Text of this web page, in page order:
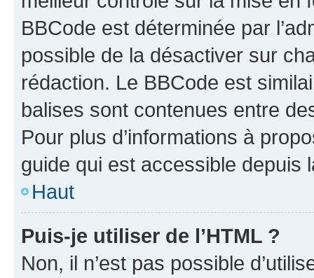
BBCode est déterminée par
possible de la désactiver sur
rédaction. Le BBCode est
balises sont contenues entre
Pour plus d’informations à
guide qui est accessible depuis
Haut
Puis-je utiliser de l’HTML ?
Non, il n’est pas possible